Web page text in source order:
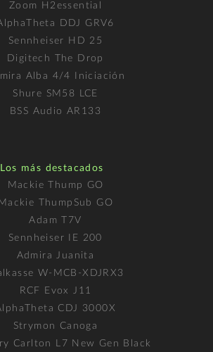
Zoom H2essential
DDJ GRV6
Sennheiser HD 25
Digitech The Drop
Alba 4/4 Iniciación
Shure SM58 LCE
BSS Audio AR133
Los más destacados
Mackie Thump GO
Mackie ThumpSub GO
Adam T7V
Sennheiser IE 200
Admira Juanita
W-MCB-XDJRX3
RCF Evox J11
CDJ 3000X
Strymon Canoga
Carlton L7 New Gen Black